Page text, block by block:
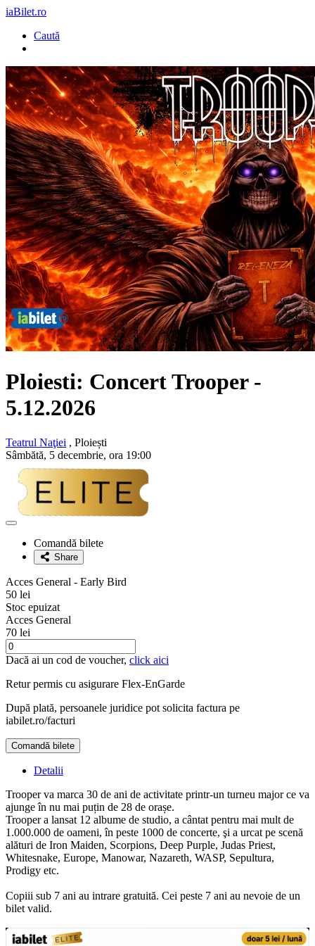
iaBilet.ro
Caută
Ploiesti: ConcertTrooper-
5.12.2026
Teatrul Naţiei , Ploiești
Sâmbătă, 5 decembrie, ora 19:00
Adaugă
favoriteComandă bilete
Share
Acces General - Early Bird
50 lei
Stoc epuizat
Acces General
70 lei
Dacă ai un cod de voucher, click aici
Retur permis cu asigurare Flex-EnGarde
După plată, persoanele juridice pot solicita factura pe
iabilet.ro/facturi
Comandă bilete
Detalii
Trooper va marca 30 de ani de activitate printr-un turneu major ce va
ajunge în nu mai puțin de 28 de orașe.
Trooper a lansat 12 albume de studio, a cântat pentru mai mult de
1.000.000 de oameni, în peste 1000 de concerte, şi a urcat pe scenă
alături de Iron Maiden, Scorpions, Deep Purple, Judas Priest,
Whitesnake, Europe, Manowar, Nazareth, WASP, Sepultura,
Prodigy etc.
Copiii sub 7 ani au intrare gratuită. Cei peste 7 ani au nevoie de un
bilet valid.